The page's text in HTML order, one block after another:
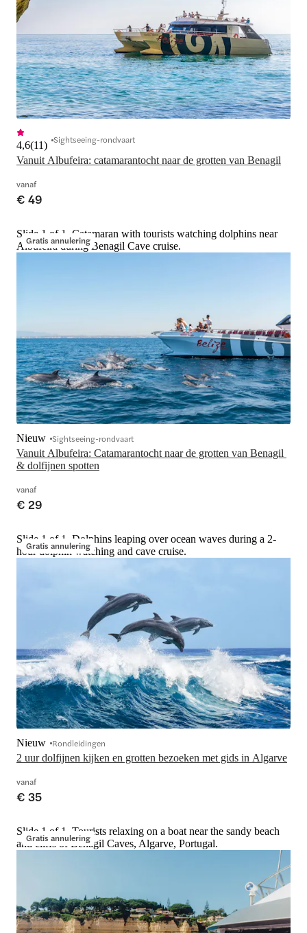
Vanuit Albufeira: catamarantocht naar de grotten van Benagil
4,6(11) Sightseeing-rondvaart
vanaf
€ 49
Gratis annulering
Slide 1 of 1, Catamaran with tourists watching dolphins near
Albufeira during Benagil Cave cruise.
Vanuit Albufeira: Catamarantocht naar de grotten van Benagil
& dolfijnen spotten
Nieuw Sightseeing-rondvaart
vanaf
€ 29
Gratis annulering
Slide 1 of 1, Dolphins leaping over ocean waves during a 2-
hour dolphin watching and cave cruise.
2 uur dolfijnen kijken en grotten bezoeken met gids in Algarve
Nieuw Rondleidingen
vanaf
€ 35
Gratis annulering
Slide 1 of 1, Tourists relaxing on a boat near the sandy beach
and cliffs of Benagil Caves, Algarve, Portugal.